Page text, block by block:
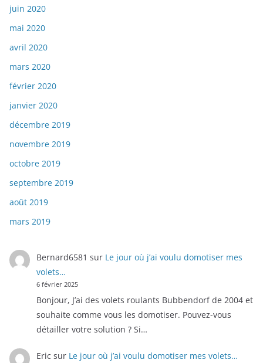
juin 2020
mai 2020
avril 2020
mars 2020
février 2020
janvier 2020
décembre 2019
novembre 2019
octobre 2019
septembre 2019
août 2019
mars 2019
Bernard6581 sur Le jour où j’ai voulu domotiser mes
volets…
6 février 2025
Bonjour, J’ai des volets roulants Bubbendorf de 2004 et
souhaite comme vous les domotiser. Pouvez-vous
détailler votre solution ? Si…
Eric sur Le jour où j’ai voulu domotiser mes volets…